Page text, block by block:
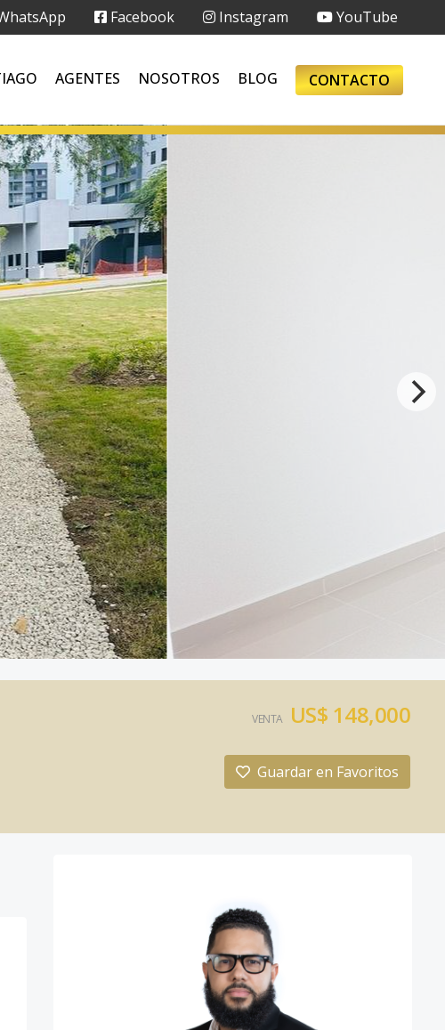
Facebook Instagram YouTube
AGENTES NOSOTROS BLOG CONTACTO
VENTA US$ 148,000
Guardar en Favoritos